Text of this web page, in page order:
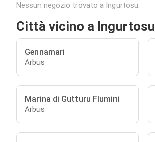
Nessun negozio trovato a Ingurtosu.
Città vicino a Ingurtosu
Gennamari
Arbus
Marina di Gutturu Flumini
Arbus